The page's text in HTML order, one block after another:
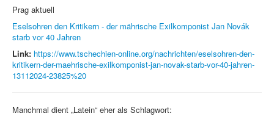
Prag aktuell
Eselsohren den Kritikern - der mährische Exilkomponist Jan Novák
starb vor 40 Jahren
Link: https://www.tschechien-online.org/nachrichten/eselsohren-den-
kritikern-der-maehrische-exilkomponist-jan-novak-starb-vor-40-jahren-
13112024-23825%20
Manchmal dient „Latein“ eher als Schlagwort: